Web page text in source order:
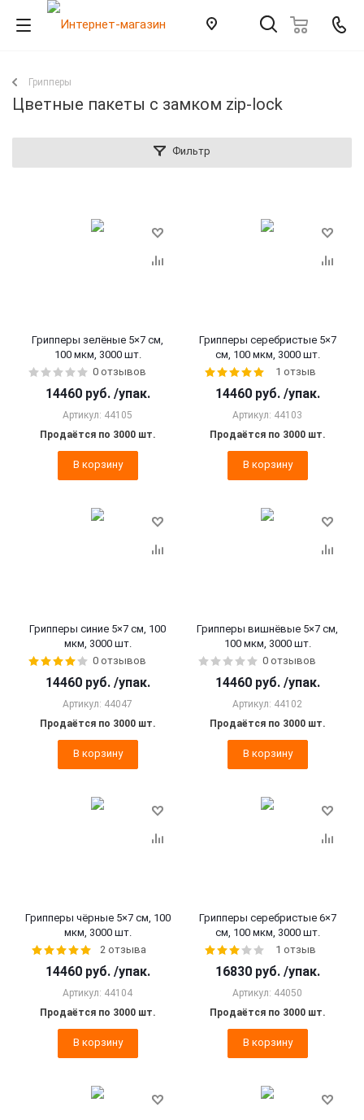
Грипперы
Цветные пакеты с замком zip-lock
Фильтр
Грипперы зелёные 5×7 см,
100 мкм, 3000 шт.
0 отзывов
14460 руб. /упак.
Артикул: 44105
Продаётся по 3000 шт.
В корзину
Грипперы серебристые 5×7
см, 100 мкм, 3000 шт.
1 отзыв
14460 руб. /упак.
Артикул: 44103
Продаётся по 3000 шт.
В корзину
Грипперы синие 5×7 см, 100
мкм, 3000 шт.
0 отзывов
14460 руб. /упак.
Артикул: 44047
Продаётся по 3000 шт.
В корзину
Грипперы вишнёвые 5×7 см,
100 мкм, 3000 шт.
0 отзывов
14460 руб. /упак.
Артикул: 44102
Продаётся по 3000 шт.
В корзину
Грипперы чёрные 5×7 см, 100
мкм, 3000 шт.
2 отзыва
14460 руб. /упак.
Артикул: 44104
Продаётся по 3000 шт.
В корзину
Грипперы серебристые 6×7
см, 100 мкм, 3000 шт.
1 отзыв
16830 руб. /упак.
Артикул: 44050
Продаётся по 3000 шт.
В корзину